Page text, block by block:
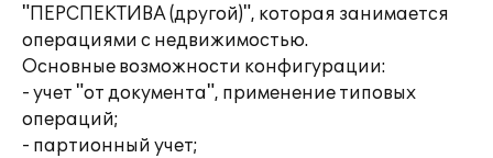
"ПЕРСПЕКТИВА (другой)", которая занимается
операциями с недвижимостью.
Основные возможности конфигурации:
- учет "от документа", применение типовых
операций;
- партионный учет;